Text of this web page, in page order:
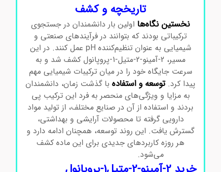
تاریخچه و کشف
نخستین نگاه‌هااولین بار دانشمندان در جستجوی
ترکیباتی بودند که بتوانند در فرآیندهای صنعتی و
شیمیایی به عنوان تنظیم‌کننده pH عمل کنند. در این
مسیر، 2-آمینو-2-متیل-1-پروپانول کشف شد و به
سرعت جایگاه خود را در میان ترکیبات شیمیایی مهم
پیدا کرد.توسعه و استفادهبا گذشت زمان، دانشمندان
به مزایا و ویژگی‌های منحصر به فرد این ترکیب پی
بردند و استفاده از آن در صنایع مختلف، از تولید مواد
دارویی گرفته تا محصولات آرایشی و بهداشتی،
گسترش یافت. این روند توسعه، همچنان ادامه دارد و
هر روزه کاربردهای جدیدی برای این ماده کشف
می‌شود.2-آمینو-2-متیل1-پروپانول